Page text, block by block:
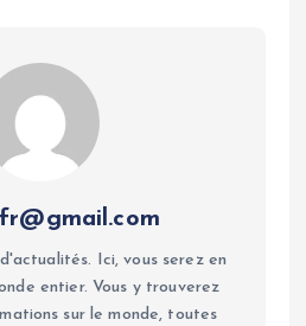
Ici, vous serez en
entier. Vous y trouverez
sur le monde, toutes